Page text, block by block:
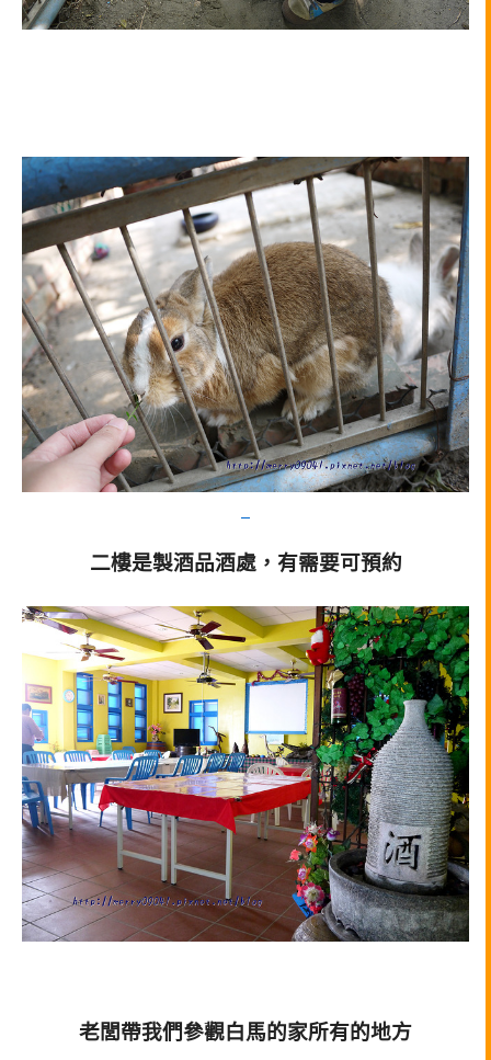
二樓是製酒品酒處，有需要可預約
老閭帶我們參觀白馬的家所有的地方